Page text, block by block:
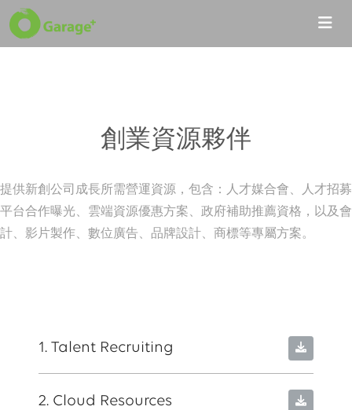
創業資源夥伴
提供新創公司成長所需營運資源，包含：人才媒合會、人才招募
平台合作曝光、雲端資源優惠方案、政府補助推薦資格，以及會
計、影片製作、數位廣告、品牌設計、商標等專屬方案。
1. Talent Recruiting
2. Cloud Resources